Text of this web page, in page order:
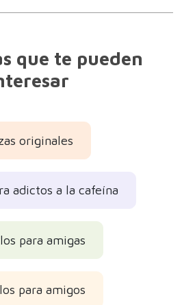
que te pueden
originales
adictos a la cafeína
para amigas
para amigos